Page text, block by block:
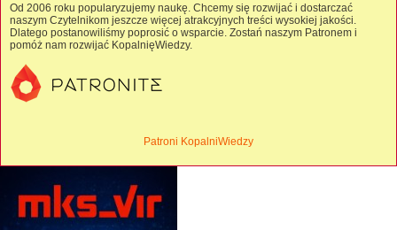
Od 2006 roku popularyzujemy naukę. Chcemy się rozwijać i dostarczać
naszym Czytelnikom jeszcze więcej atrakcyjnych treści wysokiej jakości.
Dlatego postanowiliśmy poprosić o wsparcie. Zostań naszym Patronem i
pomóż nam rozwijać KopalnięWiedzy.
Patroni KopalniWiedzy